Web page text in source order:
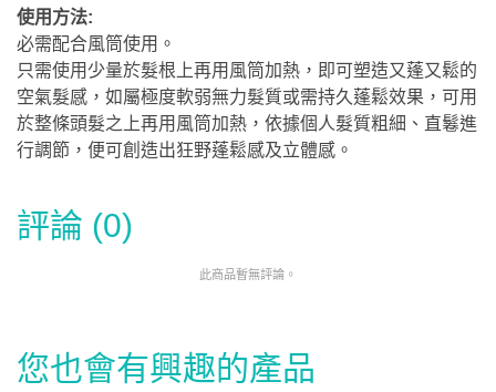
使用方法:
必需配合風筒使用。
只需使用少量於髮根上再用風筒加熱，即可塑造又蓬又鬆的
空氣髮感，如屬極度軟弱無力髮質或需持久蓬鬆效果，可用
於整條頭髮之上再用風筒加熱，依據個人髮質粗細、直鬈進
行調節，便可創造出狂野蓬鬆感及立體感。
評論 (0)
此商品暫無評論。
您也會有興趣的產品